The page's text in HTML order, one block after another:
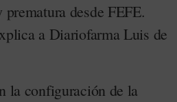
desde FEFE.
a Diariofarma Luis de
la configuración de la